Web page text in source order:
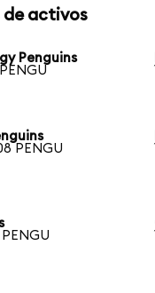
de activos
Penguins
PENGU